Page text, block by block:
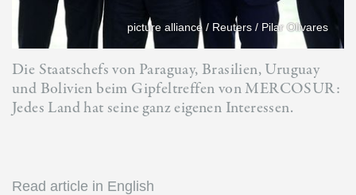
picture alliance / Reuters / Pilar Olivares
Die Staatschefs von Paraguay, Brasilien, Uruguay
und Bolivien beim Gipfeltreffen von MERCOSUR:
Jedes Land hat seine ganz eigenen Interessen.
Read article in English